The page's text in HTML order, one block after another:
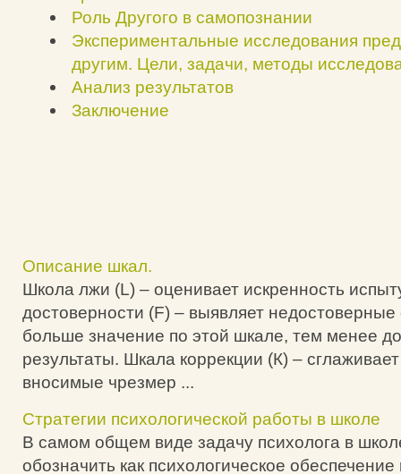
Роль Другого в самопознании
Экспериментальные исследования
другим. Цели, задачи, методы
Анализ результатов
Заключение
Описание шкал.
Школа лжи (L) – оценивает искренность
достоверности (F) – выявляет
больше значение по этой шкале, тем менее
результаты. Шкала коррекции (К) –
вносимые чрезмер ...
Стратегии психологической работы в школе
В самом общем виде задачу психолога в
обозначить как психологическое обеспечение